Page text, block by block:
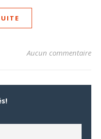
Aucun commentaire